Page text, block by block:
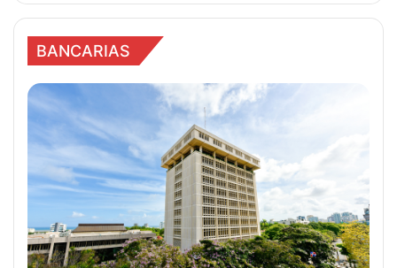
BANCARIAS